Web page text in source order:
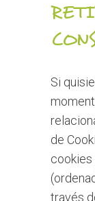
Si
de
cookies
través